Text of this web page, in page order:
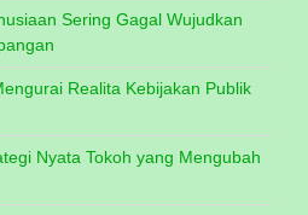
Sering Gagal Wujudkan
Realita Kebijakan Publik
Nyata Tokoh yang Mengubah